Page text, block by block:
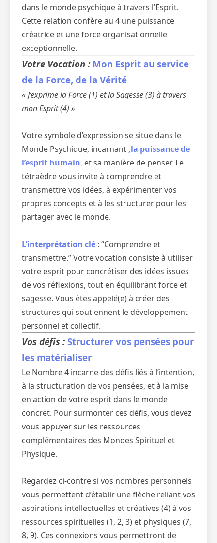
dans le monde psychique à travers l'Esprit.
Cette relation confère au 4 une puissance
créatrice et une force organisationnelle
exceptionnelle.
Votre Vocation : Mon Esprit au service
de la Force, de la Vérité
« J’exprime la Force (1) et la Sagesse (3) à travers
mon Esprit (4) »
Votre symbole d’expression se situe dans le
Monde Psychique, incarnant ,la puissance de
l’esprit humain, et sa manière de penser. Le
tétraèdre vous invite à comprendre et
transmettre vos idées, à expérimenter vos
propres concepts et à les structurer pour les
partager avec le monde.
L’interprétation clé : “Comprendre et
transmettre.” Votre vocation consiste à utiliser
votre esprit pour concrétiser des idées issues
de vos réflexions, tout en équilibrant force et
sagesse. Vous êtes appelé(e) à créer des
structures qui soutiennent le développement
personnel et collectif.
Vos défis : Structurer vos pensées pour
les matérialiser
Le Nombre 4 incarne des défis liés à l’intention,
à la structuration de vos pensées, et à la mise
en action de votre esprit dans le monde
concret. Pour surmonter ces défis, vous devez
vous appuyer sur les ressources
complémentaires des Mondes Spirituel et
Physique.
Regardez ci-contre si vos nombres personnels
vous permettent d’établir une flèche reliant vos
aspirations intellectuelles et créatives (4) à vos
ressources spirituelles (1, 2, 3) et physiques (7,
8, 9). Ces connexions vous permettront de